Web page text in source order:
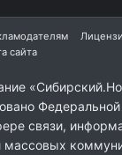
сайта
связи,
массовых